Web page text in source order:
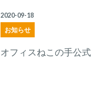
お知らせ
2020-09-18
オフィスねこの手公